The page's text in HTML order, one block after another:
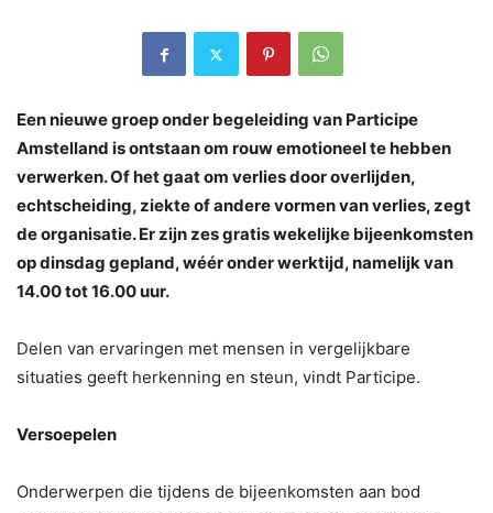
Een nieuwe groep onder begeleiding van Participe
Amstelland is ontstaan om rouw emotioneel te hebben
verwerken. Of het gaat om verlies door overlijden,
echtscheiding, ziekte of andere vormen van verlies, zegt
de organisatie. Er zijn zes gratis wekelijke bijeenkomsten
op dinsdag gepland, wéér onder werktijd, namelijk van
14.00 tot 16.00 uur.
Delen van ervaringen met mensen in vergelijkbare
situaties geeft herkenning en steun, vindt Participe.
Versoepelen
Onderwerpen die tijdens de bijeenkomsten aan bod